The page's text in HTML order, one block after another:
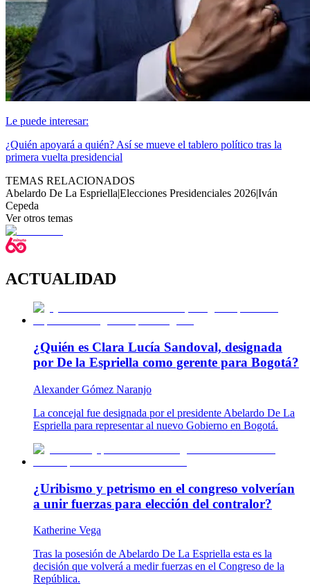
Le puede interesar:
¿Quién apoyará a quién? Así se mueve el tablero político tras la
primera vuelta presidencial
TEMAS RELACIONADOS
Abelardo De La Espriella|Elecciones Presidenciales 2026|Iván
Cepeda
Ver otros temas
ACTUALIDAD
¿Quién es Clara Lucía Sandoval, designada
por De la Espriella como gerente para Bogotá?
Alexander Gómez Naranjo
La concejal fue designada por el presidente Abelardo De La
Espriella para representar al nuevo Gobierno en Bogotá.
¿Uribismo y petrismo en el congreso volverían
a unir fuerzas para elección del contralor?
Katherine Vega
Tras la posesión de Abelardo De La Espriella esta es la
decisión que volverá a medir fuerzas en el Congreso de la
República.